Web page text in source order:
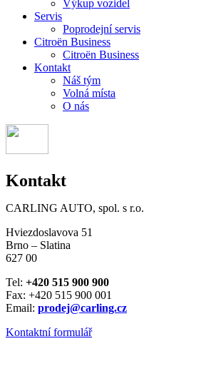
Výkup vozidel
Servis
Poprodejní servis
Citroën Business
Citroën Business
Kontakt
Náš tým
Volná místa
O nás
Kontakt
CARLING AUTO, spol. s r.o.
Hviezdoslavova 51
Brno – Slatina
627 00
Tel: +420 515 900 900
Fax: +420 515 900 001
Email: prodej@carling.cz
Kontaktní formulář